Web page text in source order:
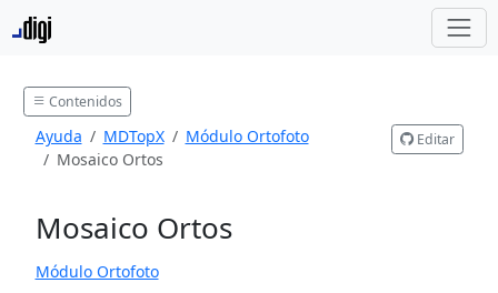
Contenidos
Ayuda MDTopX
Módulo Ortofoto
Mosaico Ortos
Editar
Mosaico Ortos
Módulo Ortofoto